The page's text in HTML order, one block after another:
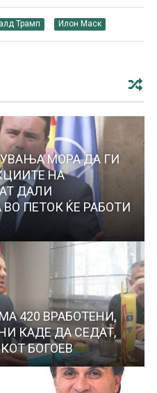
Трамп Илон Маск
МОРА ДА ГИ
НА
ДАЛИ
ПЕТОК ЌЕ РАБОТИ
420 ВРАБОТЕНИ,
КАДЕ ДА СЕДАТ,
БОГОЕВ